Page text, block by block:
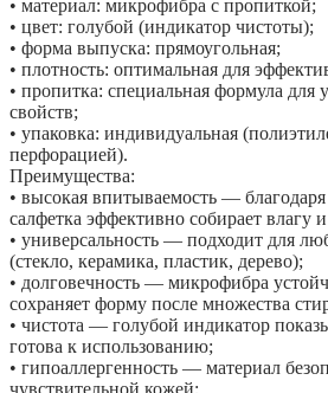
• материал: микрофибра с пропиткой;
• цвет: голубой (индикатор чистоты);
• форма выпуска: прямоугольная;
• плотность: оптимальная для
• пропитка: специальная формула для
свойств;
• упаковка: индивидуальная
перфорацией).
Преимущества:
• высокая впитываемость —
салфетка эффективно собирает влагу и
• универсальность — подходит для
(стекло, керамика, пластик, дерево);
• долговечность — микрофибра
сохраняет форму после множества
• чистота — голубой индикатор
готова к использованию;
• гипоаллергенность — материал
чувствительной кожей;